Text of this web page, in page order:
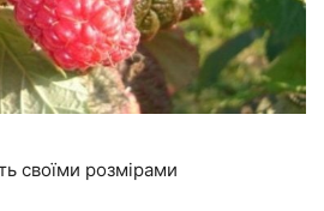
своїми розмірами